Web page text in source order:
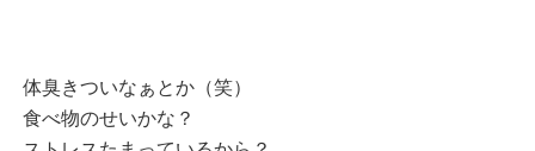
体臭きついなぁとか（笑）
食べ物のせいかな？